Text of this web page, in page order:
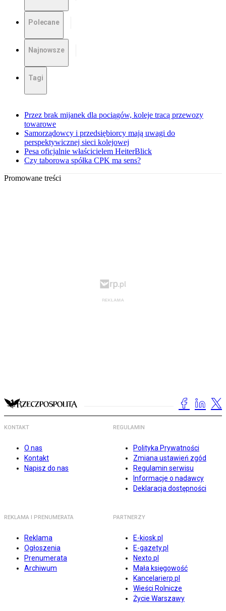
Polecane
Najnowsze
Tagi
Przez brak mijanek dla pociągów, koleje tracą przewozy
towarowe
Samorządowcy i przedsiębiorcy mają uwagi do
perspektywicznej sieci kolejowej
Pesa oficjalnie właścicielem HeiterBlick
Czy taborowa spółka CPK ma sens?
Promowane treści
KONTAKT
O nas
Kontakt
Napisz do nas
REGULAMIN
Polityka Prywatności
Zmiana ustawień zgód
Regulamin serwisu
Informacje o nadawcy
Deklaracja dostępności
REKLAMA I PRENUMERATA
Reklama
Ogłoszenia
Prenumerata
Archiwum
PARTNERZY
E-kiosk.pl
E-gazety.pl
Nexto.pl
Mała księgowość
Kancelarierp.pl
Wieści Rolnicze
Życie Warszawy